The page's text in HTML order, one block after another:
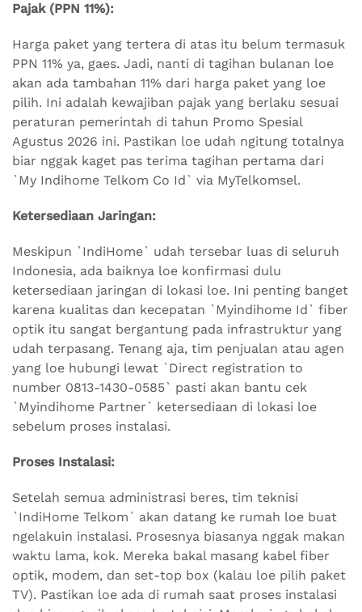
Pajak (PPN 11%):
Harga paket yang tertera di atas itu belum termasuk
PPN 11% ya, gaes. Jadi, nanti di tagihan bulanan loe
akan ada tambahan 11% dari harga paket yang loe
pilih. Ini adalah kewajiban pajak yang berlaku sesuai
peraturan pemerintah di tahun Promo Spesial
Agustus 2026 ini. Pastikan loe udah ngitung totalnya
biar nggak kaget pas terima tagihan pertama dari
`My Indihome Telkom Co Id` via MyTelkomsel.
Ketersediaan Jaringan:
Meskipun `IndiHome` udah tersebar luas di seluruh
Indonesia, ada baiknya loe konfirmasi dulu
ketersediaan jaringan di lokasi loe. Ini penting banget
karena kualitas dan kecepatan `Myindihome Id` fiber
optik itu sangat bergantung pada infrastruktur yang
udah terpasang. Tenang aja, tim penjualan atau agen
yang loe hubungi lewat `Direct registration to
number 0813-1430-0585` pasti akan bantu cek
`Myindihome Partner` ketersediaan di lokasi loe
sebelum proses instalasi.
Proses Instalasi:
Setelah semua administrasi beres, tim teknisi
`IndiHome Telkom` akan datang ke rumah loe buat
ngelakuin instalasi. Prosesnya biasanya nggak makan
waktu lama, kok. Mereka bakal masang kabel fiber
optik, modem, dan set-top box (kalau loe pilih paket
TV). Pastikan loe ada di rumah saat proses instalasi